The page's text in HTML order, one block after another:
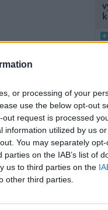
or processing of your
use the below opt-out
request is processed
information utilized by us
You may separately
on the IAB’s list of
us to third parties on the
other third parties.